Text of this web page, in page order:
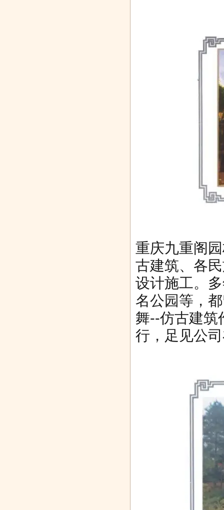
重庆九重阁
古建筑、各
设计施工。
名公园等，
舞--仿古建筑
行，足见公